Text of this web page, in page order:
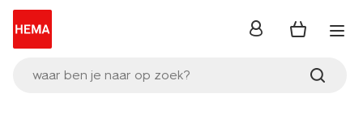
waar ben je naar op zoek?
inloggen